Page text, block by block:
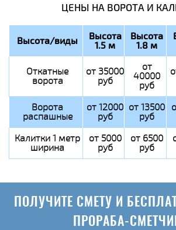
ЦЕНЫ НА ВОРОТА И
Высота/виды Высота
1.5 м
Высота
1.8 м
Откатные
ворота
от 35000
руб
от
40000
руб
Ворота
распашные
от 12000
руб
от 13500
руб
Калитки 1 метр
ширина
от 5000
руб
от 6500
руб
ПОЛУЧИТЕ СМЕТУ И
ПРОРАБА-